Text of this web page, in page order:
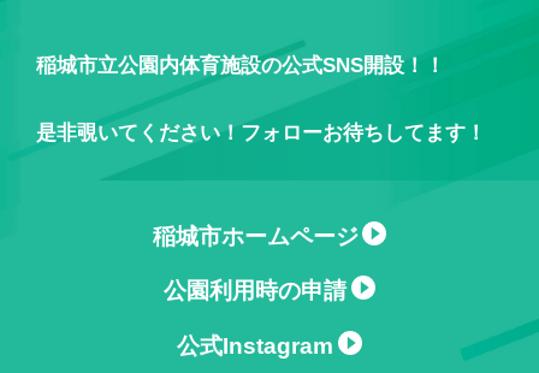
稲城市立公園内体育施設の公式SNS開設！！
是非覗いてください！フォローお待ちしてます！
稲城市ホームページ
公園利用時の申請
公式Instagram